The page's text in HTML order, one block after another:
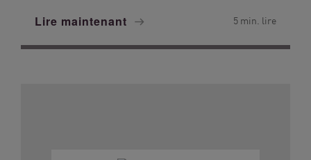
Lire maintenant 5 min. lire